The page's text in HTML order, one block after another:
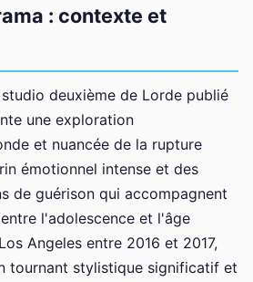
: contexte et
deuxième de Lorde publié
une exploration
et nuancée de la rupture
émotionnel intense et des
de guérison qui accompagnent
l'adolescence et l'âge
Angeles entre 2016 et 2017,
tournant stylistique significatif et